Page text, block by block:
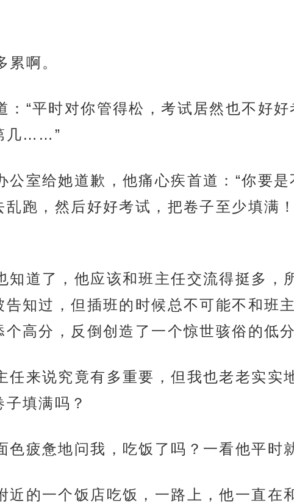
啊。
：“平时对你管得松，考试居然也不好
几……”
公室给她道歉，他痛心疾首道：“你要
跑，然后好好考试，把卷子至少填满
知道了，他应该和班主任交流得挺多，
知过，但插班的时候总不可能不和班
高分，反倒创造了一个惊世骇俗的低分
任来说究竟有多重要，但我也老老实实
填满吗？
疲惫地问我，吃饭了吗？一看他平时
近的一个饭店吃饭，一路上，他一直在